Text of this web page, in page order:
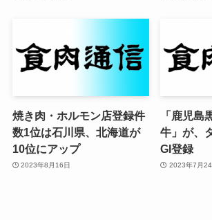
焼き肉・ホルモン店登録件
数1位は石川県、北海道が
10位にアップ
2023年8月16日
「鹿児島
牛」が、
GI登録
2023年7月24